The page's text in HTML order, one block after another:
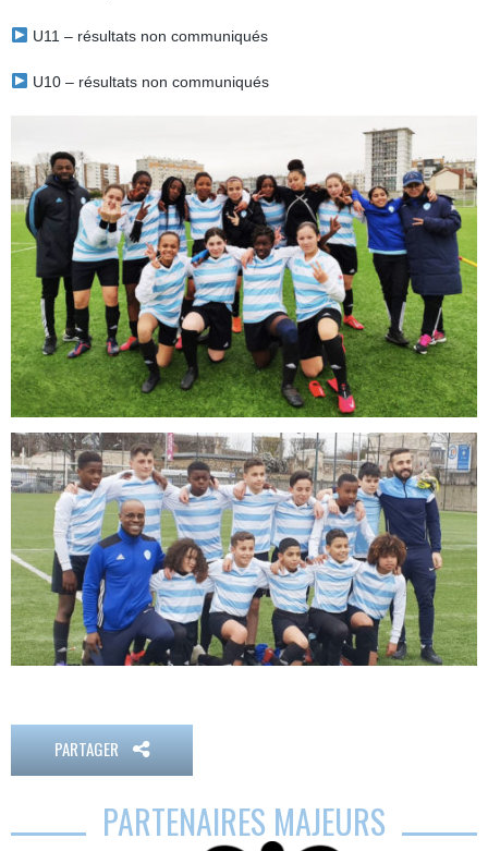
U11 – résultats non communiqués
U10 – résultats non communiqués
PARTAGER
PARTENAIRES MAJEURS